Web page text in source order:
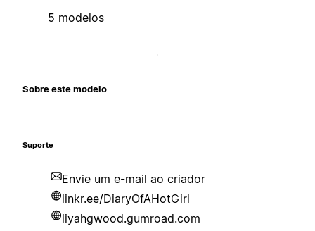
5 modelos
Sobre este modelo
Suporte
Envie um e-mail ao criador
linkr.ee/DiaryOfAHotGirl
liyahgwood.gumroad.com